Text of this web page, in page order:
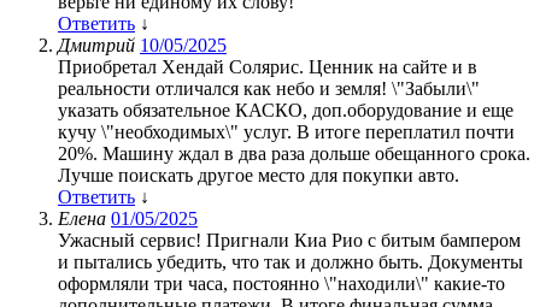
Ответить ↓
Дмитрий 10/05/2025
Приобретал Хендай Солярис. Ценник на сайте и в
реальности отличался как небо и земля! \"Забыли\"
указать обязательное КАСКО, доп.оборудование и еще
кучу \"необходимых\" услуг. В итоге переплатил почти
20%. Машину ждал в два раза дольше обещанного срока.
Лучше поискать другое место для покупки авто.
Ответить ↓
Елена 01/05/2025
Ужасный сервис! Пригнали Киа Рио с битым бампером
и пытались убедить, что так и должно быть. Документы
оформляли три часа, постоянно \"находили\" какие-то